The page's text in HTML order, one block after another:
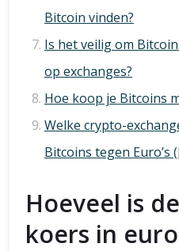
Bitcoin vinden?
Is het veilig om
op exchanges?
Hoe koop je Bitcoins
Welke crypto-
Bitcoins tegen Euro’s
Hoeveel is
koers in